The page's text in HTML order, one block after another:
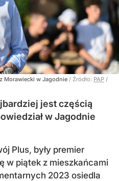
Morawiecki w Jagodnie / Źródło: PAP /
jest częścią
w Jagodnie
Plus, były premier
w piątek z mieszkańcami
2023 osiedla